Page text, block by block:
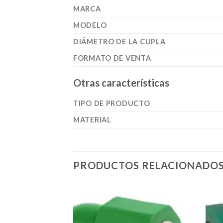
MARCA
MODELO
DIÁMETRO DE LA CUPLA
FORMATO DE VENTA
Otras características
TIPO DE PRODUCTO
MATERIAL
PRODUCTOS